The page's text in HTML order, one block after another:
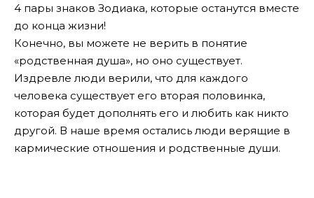
4 пары знаков Зодиака, которые останутся вместе
до конца жизни!
Конечно, вы можете не верить в понятие
«родственная душа», но оно существует.
Издревле люди верили, что для каждого
человека существует его вторая половинка,
которая будет дополнять его и любить как никто
другой. В наше время остались люди верящие в
кармические отношения и родственные души.